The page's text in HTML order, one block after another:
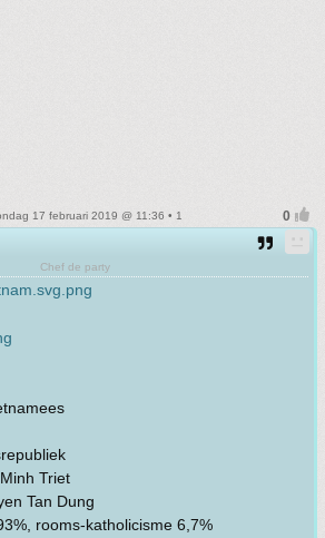
17 februari 2019 @ 11:36 • 1
Chef de party
Triet
Tan Dung
rooms-katholicisme 6,7%